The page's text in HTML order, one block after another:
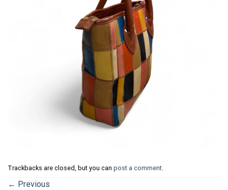
Trackbacks are closed, but you can post a comment.
← Previous